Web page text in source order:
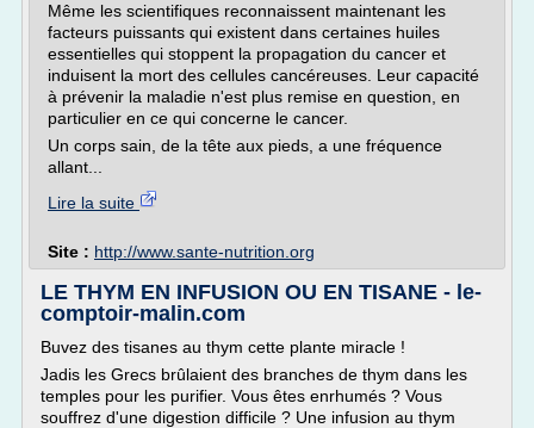
Même les scientifiques reconnaissent maintenant les
facteurs puissants qui existent dans certaines huiles
essentielles qui stoppent la propagation du cancer et
induisent la mort des cellules cancéreuses. Leur capacité
à prévenir la maladie n'est plus remise en question, en
particulier en ce qui concerne le cancer.
Un corps sain, de la tête aux pieds, a une fréquence
allant...
Lire la suite
Site : http://www.sante-nutrition.org
LE THYM EN INFUSION OU EN TISANE - le-
comptoir-malin.com
Buvez des tisanes au thym cette plante miracle !
Jadis les Grecs brûlaient des branches de thym dans les
temples pour les purifier. Vous êtes enrhumés ? Vous
souffrez d'une digestion difficile ? Une infusion au thym